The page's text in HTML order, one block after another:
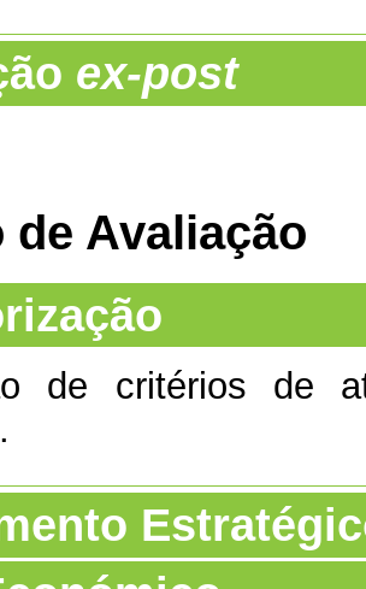
ex-post
de Avaliação
de critérios de